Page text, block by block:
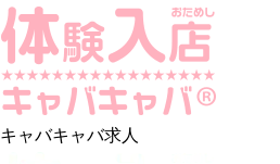
キャバキャバ求人